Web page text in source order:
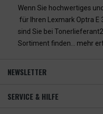
Wenn Sie hochwertiges
für Ihren Lexmark Optra E
sind Sie bei
Sortiment finden... mehr
NEWSLETTER
SERVICE & HILFE